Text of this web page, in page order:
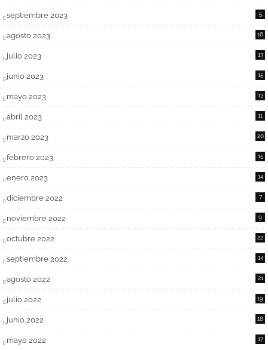
septiembre 2023 5
agosto 2023 16
julio 2023 13
junio 2023 15
mayo 2023 13
abril 2023 11
marzo 2023 20
febrero 2023 15
enero 2023 14
diciembre 2022 7
noviembre 2022 9
octubre 2022 22
septiembre 2022 14
agosto 2022 21
julio 2022 19
junio 2022 18
mayo 2022 17